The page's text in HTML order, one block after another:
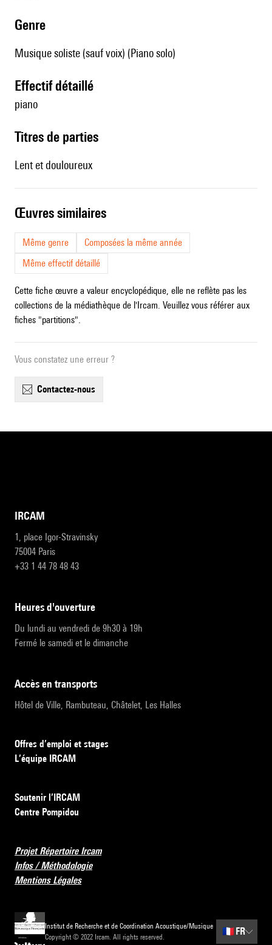
genre
Musique soliste (sauf voix) (Piano solo)
effectif détaillé
piano
Titres de parties
Lent et douloureux
œuvres similaires
Même genre
Composées la même année
Même effectif détaillé
Cette fiche œuvre a valeur encyclopédique, elle ne reflète pas les
collections de la médiathèque de l'Ircam. Veuillez vous référer aux
fiches "partitions".
Vous constatez une erreur ?
contactez-nous
IRCAM
1, place Igor-Stravinsky
75004 Paris
+33 1 44 78 48 43
heures d'ouverture
Du lundi au vendredi de 9h30 à 19h
Fermé le samedi et le dimanche
accès en transports
Hôtel de Ville, Rambuteau, Châtelet, Les Halles
Offres d’emploi et stages
L’équipe IRCAM
Soutenir l’IRCAM
Centre Pompidou
Projet Répertoire Ircam
Infos / Méthodologie
Mentions Légales
Institut de Recherche et de Coordination Acoustique/Musique
Copyright © 2022 Ircam. All rights reserved.
🇫🇷 FR